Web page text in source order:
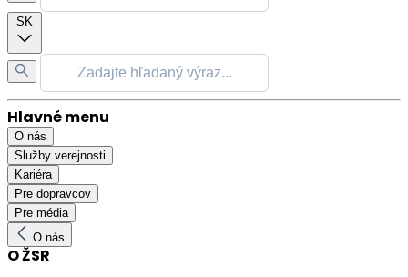
SK
Hlavné menu
O nás
Služby verejnosti
Kariéra
Pre dopravcov
Pre média
O nás
O ŽSR